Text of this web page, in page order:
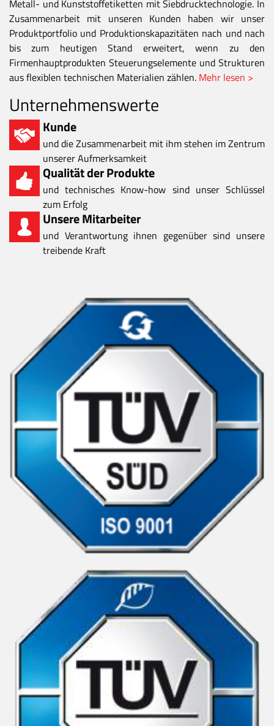
Metall- und Kunststoffetiketten mit Siebdrucktechnologie. In
Zusammenarbeit mit unseren Kunden haben wir unser
Produktportfolio und Produktionskapazitäten nach und nach
bis zum heutigen Stand erweitert, wenn zu den
Firmenhauptprodukten Steuerungselemente und Strukturen
aus flexiblen technischen Materialien zählen. Mehr lesen >
Unternehmenswerte
Kunde
und die Zusammenarbeit mit ihm stehen im Zentrum
unserer Aufmerksamkeit
Qualität der Produkte
und technisches Know-how sind unser Schlüssel
zum Erfolg
Unsere Mitarbeiter
und Verantwortung ihnen gegenüber sind unsere
treibende Kraft